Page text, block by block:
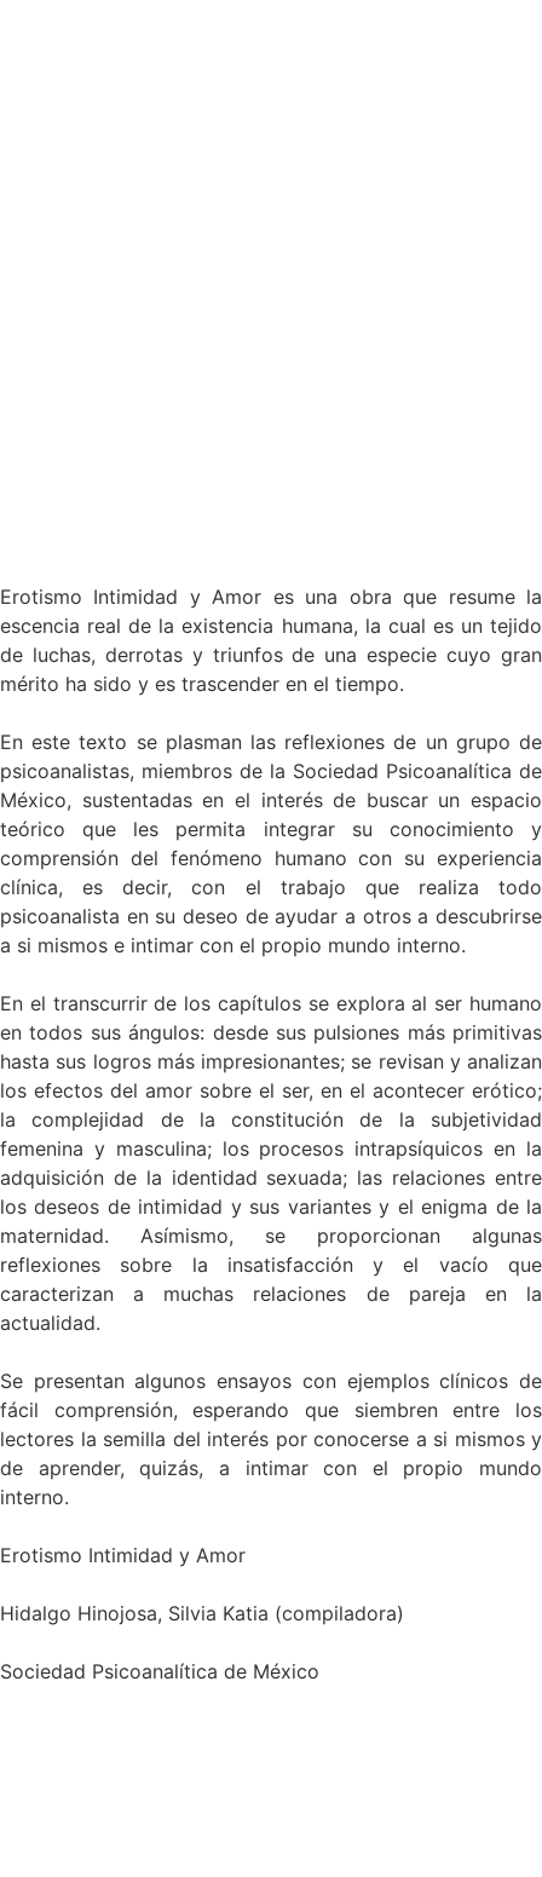
Erotismo Intimidad y Amor es una obra que resume la
escencia real de la existencia humana, la cual es un tejido
de luchas, derrotas y triunfos de una especie cuyo gran
mérito ha sido y es trascender en el tiempo.
En este texto se plasman las reflexiones de un grupo de
psicoanalistas, miembros de la Sociedad Psicoanalítica de
México, sustentadas en el interés de buscar un espacio
teórico que les permita integrar su conocimiento y
comprensión del fenómeno humano con su experiencia
clínica, es decir, con el trabajo que realiza todo
psicoanalista en su deseo de ayudar a otros a descubrirse
a si mismos e intimar con el propio mundo interno.
En el transcurrir de los capítulos se explora al ser humano
en todos sus ángulos: desde sus pulsiones más primitivas
hasta sus logros más impresionantes; se revisan y analizan
los efectos del amor sobre el ser, en el acontecer erótico;
la complejidad de la constitución de la subjetividad
femenina y masculina; los procesos intrapsíquicos en la
adquisición de la identidad sexuada; las relaciones entre
los deseos de intimidad y sus variantes y el enigma de la
maternidad. Asímismo, se proporcionan algunas
reflexiones sobre la insatisfacción y el vacío que
caracterizan a muchas relaciones de pareja en la
actualidad.
Se presentan algunos ensayos con ejemplos clínicos de
fácil comprensión, esperando que siembren entre los
lectores la semilla del interés por conocerse a si mismos y
de aprender, quizás, a intimar con el propio mundo
interno.
Erotismo Intimidad y Amor
Hidalgo Hinojosa, Silvia Katia (compiladora)
Sociedad Psicoanalítica de México